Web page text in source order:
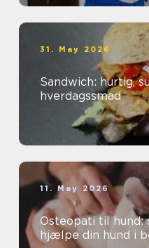
31. May 2026
Sandwich: hurtig,
hverdagssmad
11. May 2026
Osteopati til hund:
hjælpe din hund i